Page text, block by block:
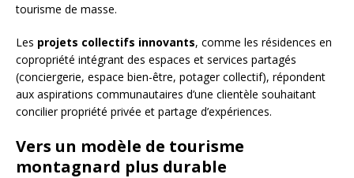
tourisme de masse.
Les projets collectifs innovants, comme les résidences en
copropriété intégrant des espaces et services partagés
(conciergerie, espace bien-être, potager collectif), répondent
aux aspirations communautaires d’une clientèle souhaitant
concilier propriété privée et partage d’expériences.
Vers un modèle de tourisme
montagnard plus durable